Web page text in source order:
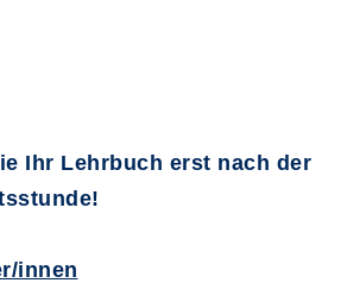
Ihr Lehrbuch erst nach der
innen